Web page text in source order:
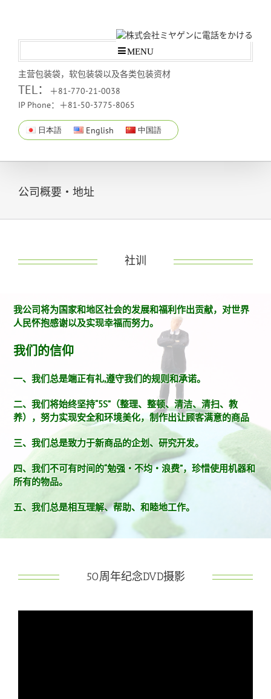
MENU
主营包装袋，软包装袋以及各类包装资材
TEL：
＋81-770-21-0038
IP Phone：＋81-50-3775-8065
日本語 English 中国語
公司概要・地址
社训
我公司将为国家和地区社会的发展和福利作出贡献，对世界
人民怀抱感谢以及实现幸福而努力。
我们的信仰
一、我们总是端正有礼,遵守我们的规则和承诺。
二、我们将始终坚持“5S”（整理、整顿、清洁、清扫、教
养），努力实现安全和环境美化，制作出让顾客满意的商品
三、我们总是致力于新商品的企划、研究开发。
四、我们不可有时间的“勉强・不均・浪费”，珍惜使用机器和
所有的物品。
五、我们总是相互理解、帮助、和睦地工作。
50周年纪念DVD摄影